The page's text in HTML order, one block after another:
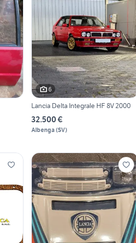
6
Lancia Delta Integrale HF 8V 2000
32.500 €
Albenga (SV)